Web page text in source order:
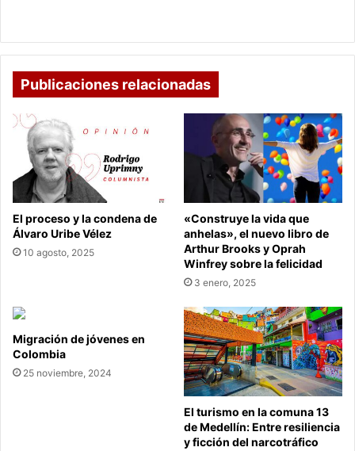
Publicaciones relacionadas
El proceso y la condena de
Álvaro Uribe Vélez
10 agosto, 2025
«Construye la vida que
anhelas», el nuevo libro de
Arthur Brooks y Oprah
Winfrey sobre la felicidad
3 enero, 2025
Migración de jóvenes en
Colombia
25 noviembre, 2024
El turismo en la comuna 13
de Medellín: Entre resiliencia
y ficción del narcotráfico